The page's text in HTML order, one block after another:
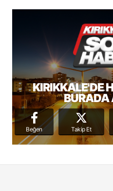
KIRIKKALE'DE
BURADA
Beğen Takip Et